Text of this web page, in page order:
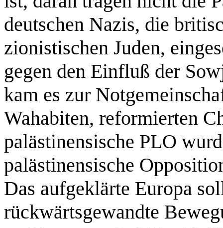
deutschen Nazis, die
zionistischen Juden,
gegen den Einfluß der
kam es zur
Wahabiten, reformierten
palästinensische PLO
palästinensische
Das aufgeklärte Europa
rückwärtsgewandte